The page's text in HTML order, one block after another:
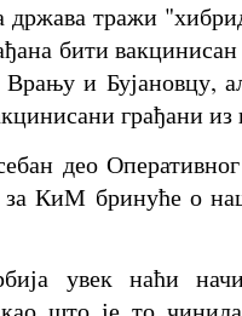
тражи
бити
и Бујановцу,
грађани
део
за КиМ бринуће о
увек наћи